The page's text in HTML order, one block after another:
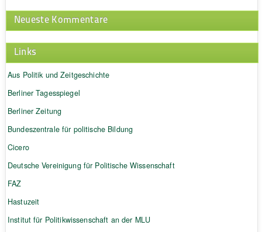
Neueste Kommentare
Links
Aus Politik und Zeitgeschichte
Berliner Tagesspiegel
Berliner Zeitung
Bundeszentrale für politische Bildung
Cicero
Deutsche Vereinigung für Politische Wissenschaft
FAZ
Hastuzeit
Institut für Politikwissenschaft an der MLU